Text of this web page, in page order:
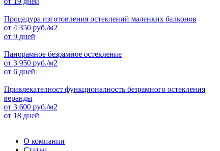
Процедура изготовления остеклений маленких балконов
от 4 350 руб./м2
от 9 дней
Панорамное безрамное остекление
от 3 950 руб./м2
от 6 дней
Привлекателност функционалность безрамного остекления
веранды
от 3 600 руб./м2
от 18 дней
О компании